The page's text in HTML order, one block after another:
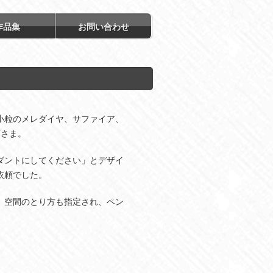
品集 お問い合わせ
のメレダイヤ、サファイア、
ま。
ントにしてください」とデザイ
でした。
空間のとり方も指定され、ペン